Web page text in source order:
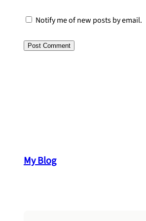
Notify me of new posts by email.
My Blog